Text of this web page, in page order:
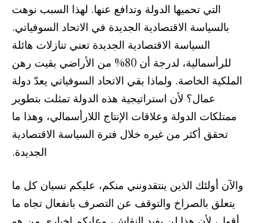
التي تحميها الدولة وتدافع عنها. لهذا السبب نوهت
بالسياسة الاقتصادية الجديدة في الاتحاد السوفياتي.
السياسة الاقتصادية الجديدة تعني تنازلات هائلة
للرأسمالية، لدرجة أن 80% من الأراضي بقيت رهن
الملكية الخاصة. ولماذا بقي الاتحاد السوفياتي يعدّ دولة
عمال؟ لأن استراتيجية هذه الدولة تمثلت بتطوير
ممتلكات الدولة وعلاقات الإنتاج اللارأسمالي، وهذا ما
تحقق أكثر من غيره خلال فترة السياسة الاقتصادية
الجديدة.
والآن أولئك الذين ينتقدونني منكم، عليكم نسيان كل ما
يتعلق بالصراخ والتوقف عن التصرف بانفعال تجاه ما